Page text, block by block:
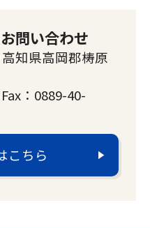
問い合わせ
知県高岡郡梼原
：0889-40-
こちら